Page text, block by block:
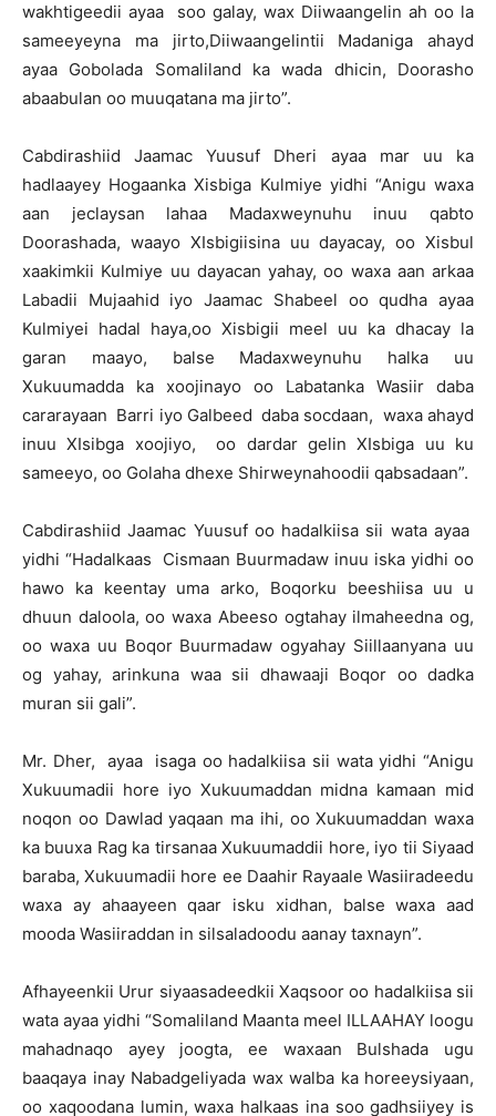
wakhtigeedii ayaa soo galay, wax Diiwaangelin ah oo la
sameeyeyna ma jirto,Diiwaangelintii Madaniga ahayd
ayaa Gobolada Somaliland ka wada dhicin, Doorasho
abaabulan oo muuqatana ma jirto”.
Cabdirashiid Jaamac Yuusuf Dheri ayaa mar uu ka
hadlaayey Hogaanka Xisbiga Kulmiye yidhi “Anigu waxa
aan jeclaysan lahaa Madaxweynuhu inuu qabto
Doorashada, waayo XIsbigiisina uu dayacay, oo Xisbul
xaakimkii Kulmiye uu dayacan yahay, oo waxa aan arkaa
Labadii Mujaahid iyo Jaamac Shabeel oo qudha ayaa
Kulmiyei hadal haya,oo Xisbigii meel uu ka dhacay la
garan maayo, balse Madaxweynuhu halka uu
Xukuumadda ka xoojinayo oo Labatanka Wasiir daba
cararayaan Barri iyo Galbeed daba socdaan, waxa ahayd
inuu XIsibga xoojiyo, oo dardar gelin XIsbiga uu ku
sameeyo, oo Golaha dhexe Shirweynahoodii qabsadaan”.
Cabdirashiid Jaamac Yuusuf oo hadalkiisa sii wata ayaa
yidhi “Hadalkaas Cismaan Buurmadaw inuu iska yidhi oo
hawo ka keentay uma arko, Boqorku beeshiisa uu u
dhuun daloola, oo waxa Abeeso ogtahay ilmaheedna og,
oo waxa uu Boqor Buurmadaw ogyahay Siillaanyana uu
og yahay, arinkuna waa sii dhawaaji Boqor oo dadka
muran sii gali”.
Mr. Dher, ayaa isaga oo hadalkiisa sii wata yidhi “Anigu
Xukuumadii hore iyo Xukuumaddan midna kamaan mid
noqon oo Dawlad yaqaan ma ihi, oo Xukuumaddan waxa
ka buuxa Rag ka tirsanaa Xukuumaddii hore, iyo tii Siyaad
baraba, Xukuumadii hore ee Daahir Rayaale Wasiiradeedu
waxa ay ahaayeen qaar isku xidhan, balse waxa aad
mooda Wasiiraddan in silsaladoodu aanay taxnayn”.
Afhayeenkii Urur siyaasadeedkii Xaqsoor oo hadalkiisa sii
wata ayaa yidhi “Somaliland Maanta meel ILLAAHAY loogu
mahadnaqo ayey joogta, ee waxaan Bulshada ugu
baaqaya inay Nabadgeliyada wax walba ka horeeysiyaan,
oo xaqoodana lumin, waxa halkaas ina soo gadhsiiyey is